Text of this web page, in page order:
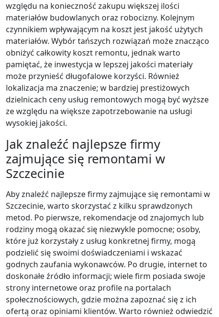
względu na konieczność zakupu większej ilości
materiałów budowlanych oraz robocizny. Kolejnym
czynnikiem wpływającym na koszt jest jakość użytych
materiałów. Wybór tańszych rozwiązań może znacząco
obniżyć całkowity koszt remontu, jednak warto
pamiętać, że inwestycja w lepszej jakości materiały
może przynieść długofalowe korzyści. Również
lokalizacja ma znaczenie; w bardziej prestiżowych
dzielnicach ceny usług remontowych mogą być wyższe
ze względu na większe zapotrzebowanie na usługi
wysokiej jakości.
Jak znaleźć najlepsze firmy
zajmujące się remontami w
Szczecinie
Aby znaleźć najlepsze firmy zajmujące się remontami w
Szczecinie, warto skorzystać z kilku sprawdzonych
metod. Po pierwsze, rekomendacje od znajomych lub
rodziny mogą okazać się niezwykle pomocne; osoby,
które już korzystały z usług konkretnej firmy, mogą
podzielić się swoimi doświadczeniami i wskazać
godnych zaufania wykonawców. Po drugie, internet to
doskonałe źródło informacji; wiele firm posiada swoje
strony internetowe oraz profile na portalach
społecznościowych, gdzie można zapoznać się z ich
ofertą oraz opiniami klientów. Warto również odwiedzić